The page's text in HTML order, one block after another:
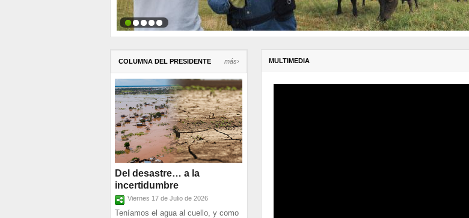
COLUMNA DEL PRESIDENTE más›
Del desastre… a la
incertidumbre
Viernes 17 de Julio de 2026
Teníamos el agua al cuello, y como
MULTIMEDIA